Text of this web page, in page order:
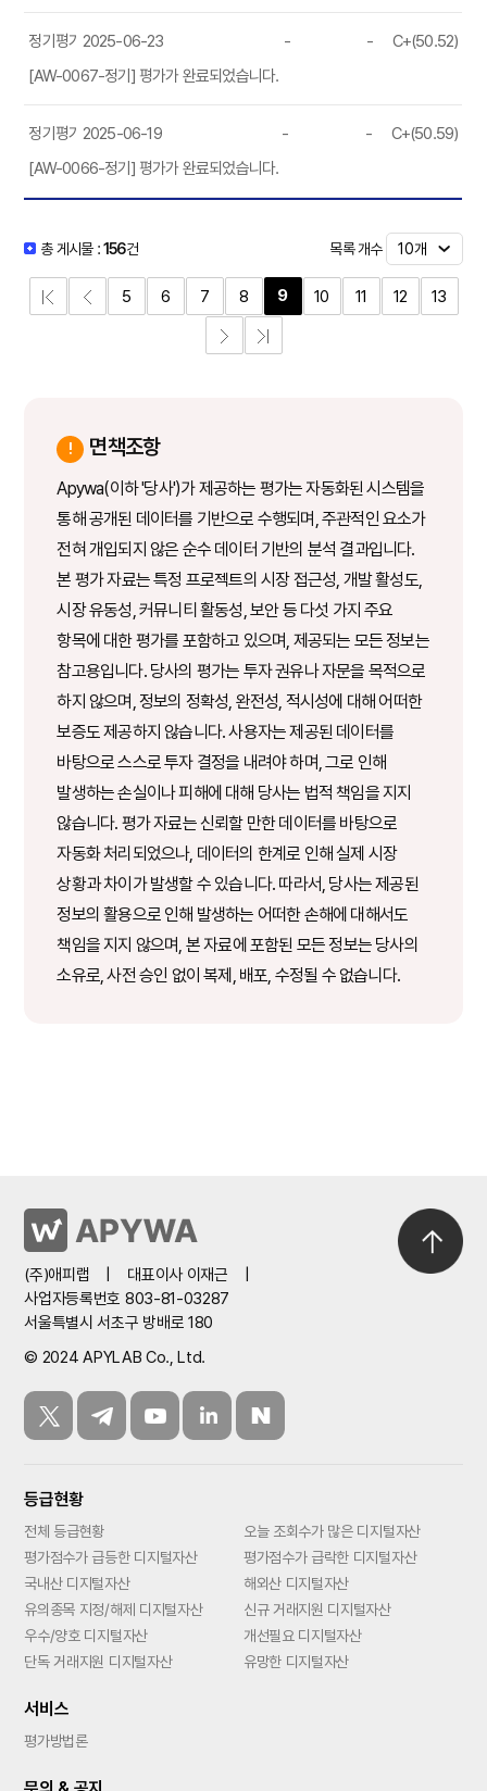
정기평가 2025-06-23 - -
C+(50.52)
[AW-0067-정기] 평가가 완료되었습니다.
정기평가 2025-06-19 - -
C+(50.59)
[AW-0066-정기] 평가가 완료되었습니다.
총 게시물 :156건
5 6 7 8 9 10 11 12 13
목록 개수
면책조항
Apywa(이하 '당사')가 제공하는 평가는 자동화된 시스템을
통해 공개된 데이터를 기반으로 수행되며, 주관적인 요소가
전혀 개입되지 않은 순수 데이터 기반의 분석 결과입니다.
본 평가 자료는 특정 프로젝트의 시장 접근성, 개발 활성도,
시장 유동성, 커뮤니티 활동성, 보안 등 다섯 가지 주요
항목에 대한 평가를 포함하고 있으며, 제공되는 모든 정보는
참고용입니다. 당사의 평가는 투자 권유나 자문을 목적으로
하지 않으며, 정보의 정확성, 완전성, 적시성에 대해 어떠한
보증도 제공하지 않습니다. 사용자는 제공된 데이터를
바탕으로 스스로 투자 결정을 내려야 하며, 그로 인해
발생하는 손실이나 피해에 대해 당사는 법적 책임을 지지
않습니다. 평가 자료는 신뢰할 만한 데이터를 바탕으로
자동화 처리되었으나, 데이터의 한계로 인해 실제 시장
상황과 차이가 발생할 수 있습니다. 따라서, 당사는 제공된
정보의 활용으로 인해 발생하는 어떠한 손해에 대해서도
책임을 지지 않으며, 본 자료에 포함된 모든 정보는 당사의
소유로, 사전 승인 없이 복제, 배포, 수정될 수 없습니다.
(주)애피랩 대표이사 이재근
사업자등록번호 803-81-03287
서울특별시 서초구 방배로 180
© 2024 APYLAB Co., Ltd.
등급현황
전체 등급현황
오늘 조회수가 많은 디지털자산
평가점수가 급등한 디지털자산
평가점수가 급락한 디지털자산
국내산 디지털자산
해외산 디지털자산
유의종목 지정/해제 디지털자산
신규 거래지원 디지털자산
우수/양호 디지털자산
개선필요 디지털자산
단독 거래지원 디지털자산
유망한 디지털자산
서비스
평가방법론